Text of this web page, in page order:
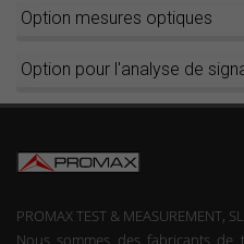
Option mesures optiques
Option pour l'analyse de
PROMAX TEST & MEASUREMENT,
Nous sommes des fabricants de